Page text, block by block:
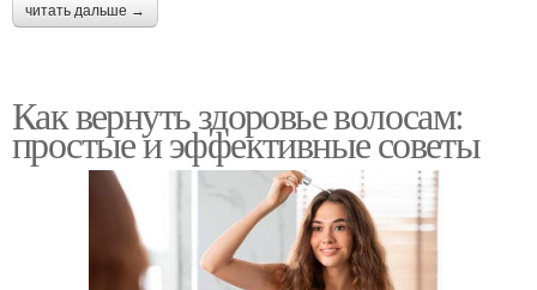
читать дальше →
Как вернуть здоровье волосам:
простые и эффективные советы